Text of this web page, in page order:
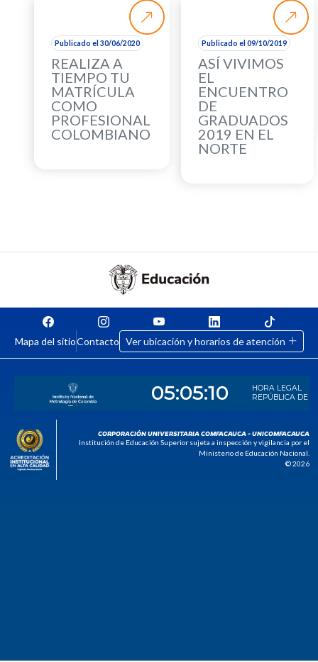
Publicado el 30/06/2020
REALIZA A
TIEMPO TU
MATRÍCULA
COMO
PROFESIONAL
COLOMBIANO
Publicado el 09/10/2019
ASÍ VIVIMOS
EL
ENCUENTRO
DE
GRADUADOS
2019 EN EL
NORTE
Mapa del sitioContacto Ver ubicación y horarios de atención
CORPORACIÓN UNIVERSITARIA COMFACAUCA - UNICOMFACAUCA
Institución de Educación Superior sujeta a inspección y vigilancia por el
Ministerio de Educación Nacional.
© 2026